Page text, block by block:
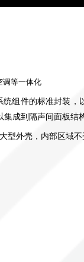
调等一体化
统组件的标准封装
成到隔声间面板结
型外壳，内部区域不